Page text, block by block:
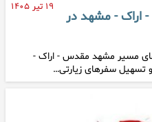
۱۹ تیر ۱۴۰۵
اراک - مشهد در
مسیر مشهد مقدس - اراک -
تسهیل سفرهای زیارتی…